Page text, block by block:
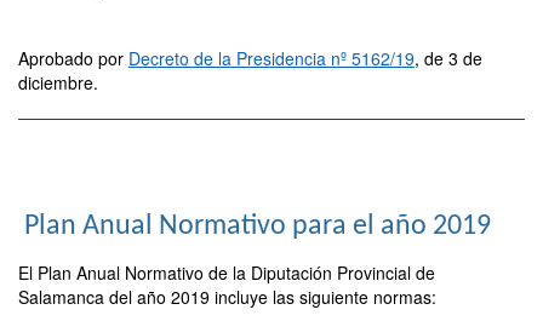
Aprobado por Decreto de la Presidencia nº 5162/19, de 3 de
diciembre.
Plan Anual Normativo para el año 2019
El Plan Anual Normativo de la Diputación Provincial de
Salamanca del año 2019 incluye las siguiente normas: